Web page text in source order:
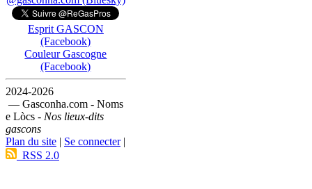
Esprit GASCON
(Facebook)
Couleur Gascogne
(Facebook)
2024-2026
— Gasconha.com - Noms
e Lòcs - Nos lieux-dits
gascons
Plan du site | Se connecter|
RSS 2.0